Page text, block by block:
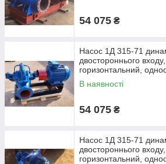
54 075 ₴
Насос 1Д 315-71
двостороннього
горизонтальний,
В наявності
54 075 ₴
Насос 1Д 315-71
двостороннього
горизонтальний,